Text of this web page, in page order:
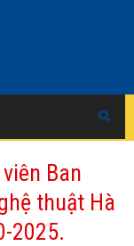
Ban
thuật Hà
2025.